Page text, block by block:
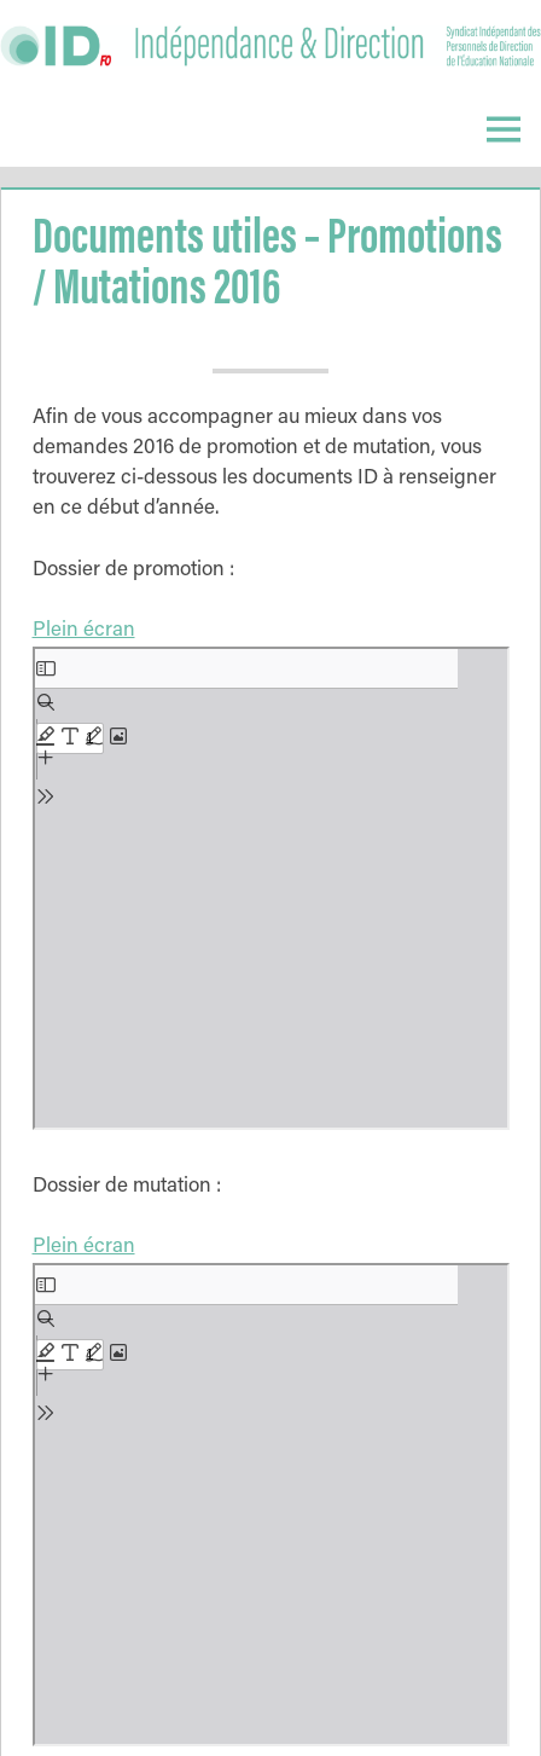
to
Direction
Menu
Documents utiles – Promotions
/ Mutations 2016
Afin de vous accompagner au mieux dans vos
demandes 2016 de promotion et de mutation, vous
trouverez ci-dessous les documents ID à renseigner
en ce début d’année.
Dossier de promotion :
Plein écran
Aller
au
contenu
PDF
Dossier de mutation :
Plein écran
Aller
au
contenu
PDF